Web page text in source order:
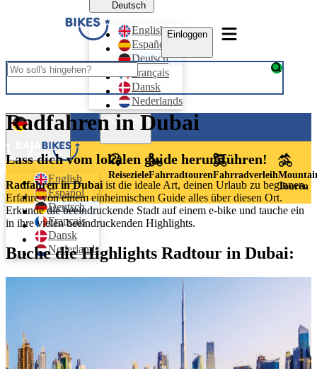
Deutsch
English
Español
Deutsch
Français
Dansk
Nederlands
Einloggen
Deutsch
English
Español
Deutsch
Français
Dansk
Nederlands
Einloggen
ReisezieleFahrradtourenFahrradverleih
Touren
Radfahren in Dubai
Lass dich vom lokalen guide herumführen!
Radfahren in Dubai ist die ideale Art, deinen Urlaub zu beginnen.
Erfahre von einem einheimischen Guide alles über diesen Ort.
Erkunde die beeindruckende Stadt auf einem e-bike und tauche ein
in ihre vielen beeindruckenden Highlights.
Buche die Highlights Radtour in Dubai: